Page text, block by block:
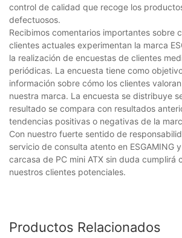
control de calidad que recoge los
defectuosos.
Recibimos comentarios importantes sobre
clientes actuales experimentan la marca
la realización de encuestas de clientes
periódicas. La encuesta tiene como
información sobre cómo los clientes
nuestra marca. La encuesta se distribuye
resultado se compara con resultados
tendencias positivas o negativas de la
Con nuestro fuerte sentido de
servicio de consulta atento en ESGAMING
carcasa de PC mini ATX sin duda cumplirá
nuestros clientes potenciales.
Productos Relacionados